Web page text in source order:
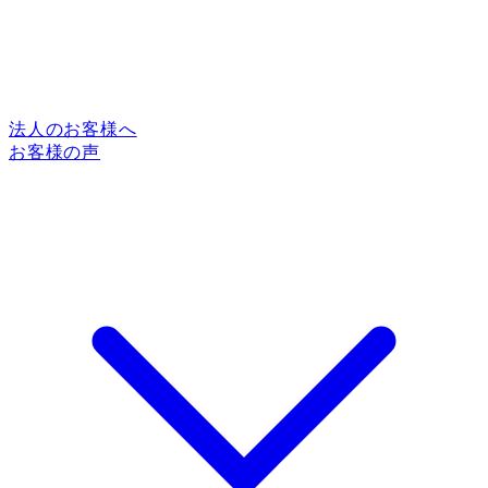
法人のお客様へ
お客様の声